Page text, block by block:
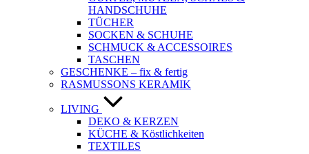
HANDSCHUHE
TÜCHER
SOCKEN & SCHUHE
SCHMUCK & ACCESSOIRES
TASCHEN
GESCHENKE – fix & fertig
RASMUSSONS KERAMIK
LIVING
DEKO & KERZEN
KÜCHE & Köstlichkeiten
TEXTILES